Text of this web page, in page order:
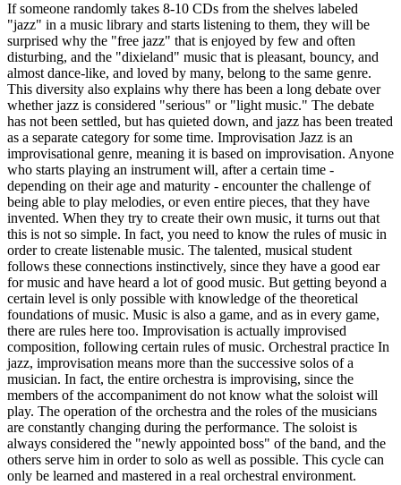
If someone randomly takes 8-10 CDs from the shelves labeled
"jazz" in a music library and starts listening to them, they will be
surprised why the "free jazz" that is enjoyed by few and often
disturbing, and the "dixieland" music that is pleasant, bouncy, and
almost dance-like, and loved by many, belong to the same genre.
This diversity also explains why there has been a long debate over
whether jazz is considered "serious" or "light music." The debate
has not been settled, but has quieted down, and jazz has been treated
as a separate category for some time. Improvisation Jazz is an
improvisational genre, meaning it is based on improvisation. Anyone
who starts playing an instrument will, after a certain time -
depending on their age and maturity - encounter the challenge of
being able to play melodies, or even entire pieces, that they have
invented. When they try to create their own music, it turns out that
this is not so simple. In fact, you need to know the rules of music in
order to create listenable music. The talented, musical student
follows these connections instinctively, since they have a good ear
for music and have heard a lot of good music. But getting beyond a
certain level is only possible with knowledge of the theoretical
foundations of music. Music is also a game, and as in every game,
there are rules here too. Improvisation is actually improvised
composition, following certain rules of music. Orchestral practice In
jazz, improvisation means more than the successive solos of a
musician. In fact, the entire orchestra is improvising, since the
members of the accompaniment do not know what the soloist will
play. The operation of the orchestra and the roles of the musicians
are constantly changing during the performance. The soloist is
always considered the "newly appointed boss" of the band, and the
others serve him in order to solo as well as possible. This cycle can
only be learned and mastered in a real orchestral environment.